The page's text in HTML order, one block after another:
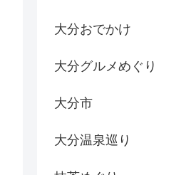
大分おでかけ
大分グルメめぐり
大分市
大分温泉巡り